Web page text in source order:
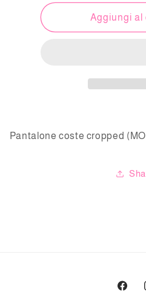
per
coste
Aggiungi al
Pantalone coste cropped